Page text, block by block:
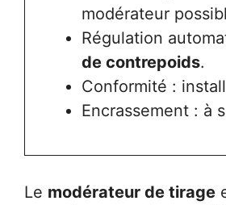
modérateur
Régulation
de contrepoids.
Conformité :
Encrassement : à
Le modérateur de tirage